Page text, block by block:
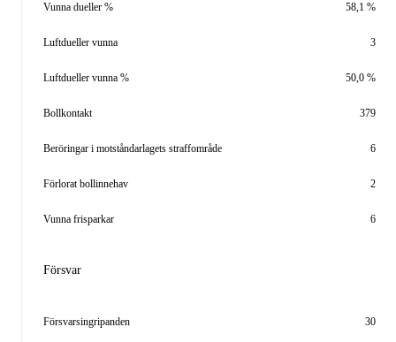
Vunna dueller % 58,1 %
Luftdueller vunna 3
Luftdueller vunna % 50,0 %
Bollkontakt 379
Beröringar i motståndarlagets straffområde 6
Förlorat bollinnehav 2
Vunna frisparkar 6
Försvar
Försvarsingripanden 30